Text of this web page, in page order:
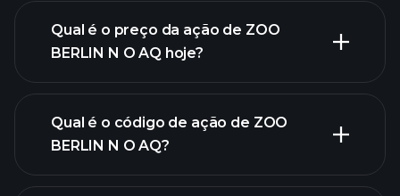
Qual é o preço da ação de ZOO
BERLIN N O AQ hoje?
gráfico
Qual é o código de ação de ZOO
BERLIN N O AQ?